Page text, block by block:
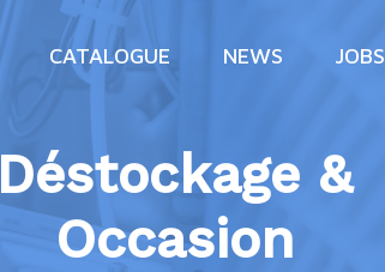
CATALOGUE NEWS JOBS
Déstockage &
Occasion